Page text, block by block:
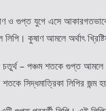
ও গুপ্ত যুগে এসে
লিপি। কুষাণ আমলে অর্থাৎ
চতুর্থ – পঞ্চম শতকে গুপ্ত
শতকে সিদ্ধমাত্রিকা লিপির